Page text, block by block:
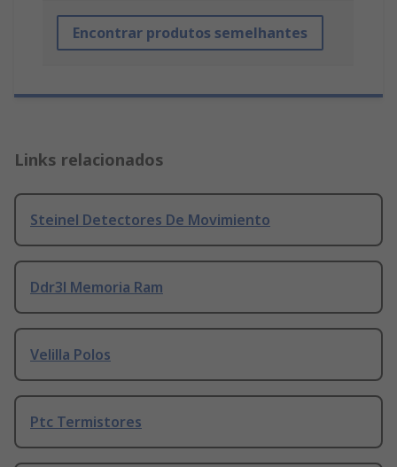
Encontrar produtos semelhantes
Links relacionados
Steinel Detectores De Movimiento
Ddr3l Memoria Ram
Velilla Polos
Ptc Termistores